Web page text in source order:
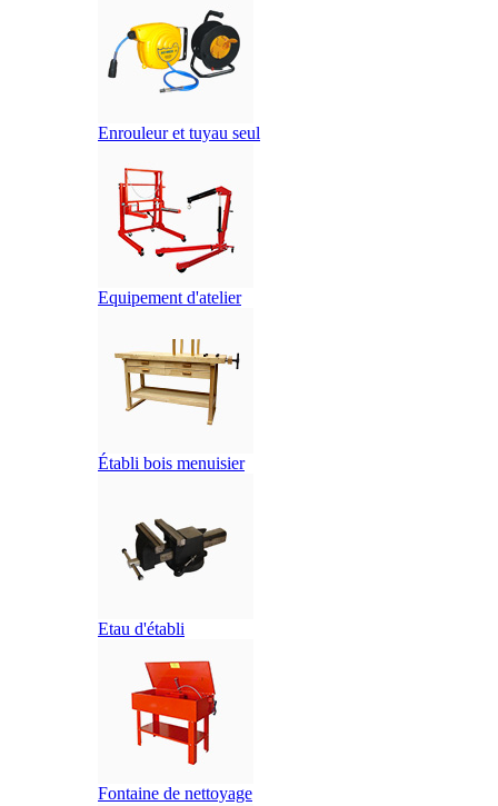
Enrouleur et tuyau seul
Equipement d'atelier
Établi bois menuisier
Etau d'établi
Fontaine de nettoyage